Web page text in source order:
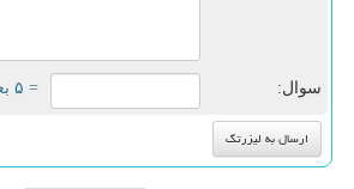
سوال: = ۵ بعلاوه ۳